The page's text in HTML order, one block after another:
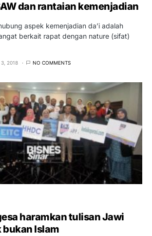
dan rantaian kemenjadian
aspek kemenjadian da’i adalah
berkait rapat dengan nature (sifat)
3, 2018 NO COMMENTS
haramkan tulisan Jawi
bukan Islam